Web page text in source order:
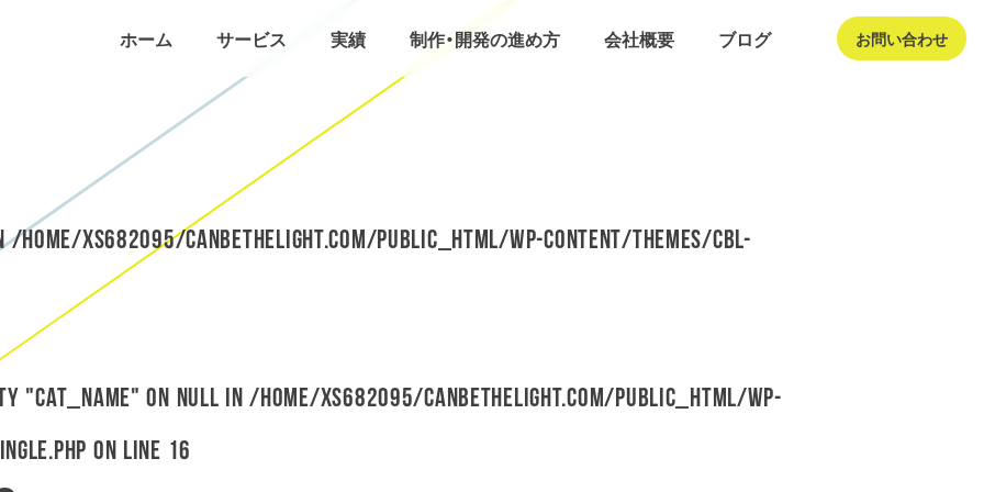
ホーム サービス 実績 制作・開発の進め方 会社概要 ブログ お問い合わせ
/home/xs682095/canbethelight.com/public_html/wp-content/themes/cbl-
"cat_name" on null in/home/xs682095/canbethelight.com/public_html/wp-
on line 16